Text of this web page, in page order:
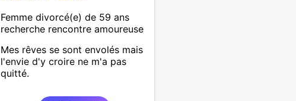
Femme divorcé(e) de 59 ans
recherche rencontre amoureuse
Mes rêves se sont envolés mais
l'envie d'y croire ne m'a pas
quitté.